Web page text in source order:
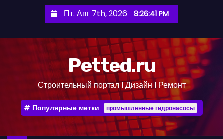
Пт. Авг 7th, 2026 8:26:42 PM
Petted.ru
Строительный портал l Дизайн l Ремонт
Популярные метки промышленные гидронасосы